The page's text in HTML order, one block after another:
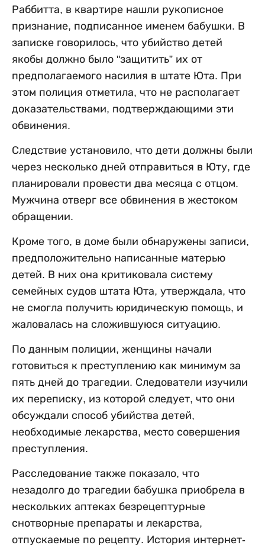
Раббитта, в квартире нашли рукописное
признание, подписанное именем бабушки. В
записке говорилось, что убийство детей
якобы должно было "защитить” их от
предполагаемого насилия в штате Юта. При
этом полиция отметила, что не располагает
доказательствами, подтверждающими эти
обвинения.
Следствие установило, что дети должны были
через несколько дней отправиться в Юту, где
планировали провести два месяца с отцом.
Мужчина отверг все обвинения в жестоком
обращении.
Кроме того, в доме были обнаружены записи,
предположительно написанные матерью
детей. В них она критиковала систему
семейных судов штата Юта, утверждала, что
не смогла получить юридическую помощь, и
жаловалась на сложившуюся ситуацию.
По данным полиции, женщины начали
готовиться к преступлению как минимум за
пять дней до трагедии. Следователи изучили
их переписку, из которой следует, что они
обсуждали способ убийства детей,
необходимые лекарства, место совершения
преступления.
Расследование также показало, что
незадолго до трагедии бабушка приобрела в
нескольких аптеках безрецептурные
снотворные препараты и лекарства,
отпускаемые по рецепту. История интернет-